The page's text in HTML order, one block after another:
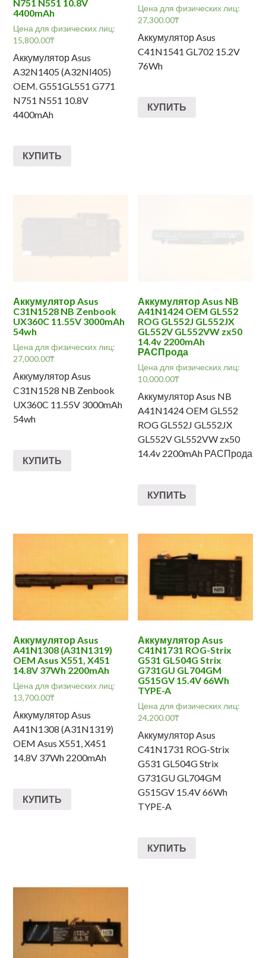
N751 N551 10.8V
4400mAh
Цена для физических лиц:
15,800.00₸
Аккумулятор Asus
A32N1405 (A32NI405)
OEM. G551GL551 G771
N751 N551 10.8V
4400mAh
КУПИТЬ
Цена для физических лиц:
27,300.00₸
Аккумулятор Asus
C41N1541 GL702 15.2V
76Wh
КУПИТЬ
Аккумулятор Asus
C31N1528 NB Zenbook
UX360C 11.55V 3000mAh
54wh
Цена для физических лиц:
27,000.00₸
Аккумулятор Asus
C31N1528 NB Zenbook
UX360C 11.55V 3000mAh
54wh
КУПИТЬ
Аккумулятор Asus NB
A41N1424 OEM GL552
ROG GL552J GL552JX
GL552V GL552VW zx50
14.4v 2200mAh
РАСПрода
Цена для физических лиц:
10,000.00₸
Аккумулятор Asus NB
A41N1424 OEM GL552
ROG GL552J GL552JX
GL552V GL552VW zx50
14.4v 2200mAh РАСПрода
КУПИТЬ
Аккумулятор Asus
A41N1308 (A31N1319)
OEM Asus X551, X451
14.8V 37Wh 2200mAh
Цена для физических лиц:
13,700.00₸
Аккумулятор Asus
A41N1308 (A31N1319)
OEM Asus X551, X451
14.8V 37Wh 2200mAh
КУПИТЬ
Аккумулятор Asus
C41N1731 ROG-Strix
G531 GL504G Strix
G731GU GL704GM
G515GV 15.4V 66Wh
TYPE-A
Цена для физических лиц:
24,200.00₸
Аккумулятор Asus
C41N1731 ROG-Strix
G531 GL504G Strix
G731GU GL704GM
G515GV 15.4V 66Wh
TYPE-A
КУПИТЬ